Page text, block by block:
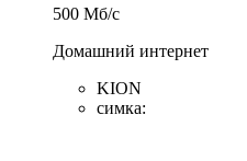
500 Мб/c
Домашний интернет
KION
симка: